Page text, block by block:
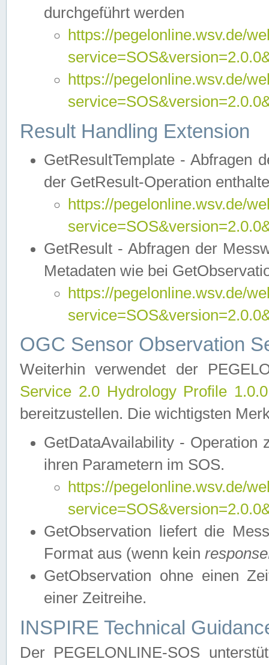
durchgeführt werden
https://pegelonline.wsv.de/
https://pegelonline.wsv.de/
Result Handling Extension
GetResultTemplate - Abfragen
der GetResult-Operation
https://pegelonline.wsv.de/
GetResult - Abfragen der
Metadaten wie bei
https://pegelonline.wsv.de/
OGC Sensor Observation
Weiterhin verwendet der
Service 2.0 Hydrology Profile
bereitzustellen. Die wichtigsten
GetDataAvailability - Operation
ihren Parametern im SOS.
https://pegelonline.wsv.de/
GetObservation liefert die
Format aus (wenn kein
GetObservation ohne einen
einer Zeitreihe.
INSPIRE Technical
Der PEGELONLINE-SOS